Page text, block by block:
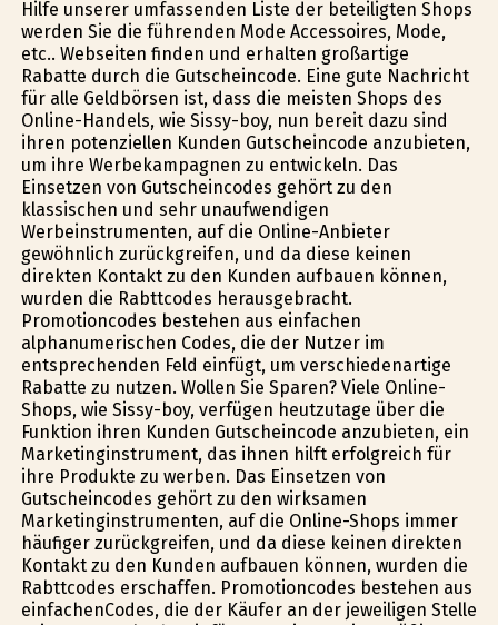
Hilfe unserer umfassenden Liste der beteiligten Shops
werden Sie die führenden Mode Accessoires, Mode,
etc.. Webseiten finden und erhalten großartige
Rabatte durch die Gutscheincode. Eine gute Nachricht
für alle Geldbörsen ist, dass die meisten Shops des
Online-Handels, wie Sissy-boy, nun bereit dazu sind
ihren potenziellen Kunden Gutscheincode anzubieten,
um ihre Werbekampagnen zu entwickeln. Das
Einsetzen von Gutscheincodes gehört zu den
klassischen und sehr unaufwendigen
Werbeinstrumenten, auf die Online-Anbieter
gewöhnlich zurückgreifen, und da diese keinen
direkten Kontakt zu den Kunden aufbauen können,
wurden die Rabttcodes herausgebracht.
Promotioncodes bestehen aus einfachen
alphanumerischen Codes, die der Nutzer im
entsprechenden Feld einfügt, um verschiedenartige
Rabatte zu nutzen. Wollen Sie Sparen? Viele Online-
Shops, wie Sissy-boy, verfügen heutzutage über die
Funktion ihren Kunden Gutscheincode anzubieten, ein
Marketinginstrument, das ihnen hilft erfolgreich für
ihre Produkte zu werben. Das Einsetzen von
Gutscheincodes gehört zu den wirksamen
Marketinginstrumenten, auf die Online-Shops immer
häufiger zurückgreifen, und da diese keinen direkten
Kontakt zu den Kunden aufbauen können, wurden die
Rabttcodes erschaffen. Promotioncodes bestehen aus
einfachenCodes, die der Käufer an der jeweiligen Stelle